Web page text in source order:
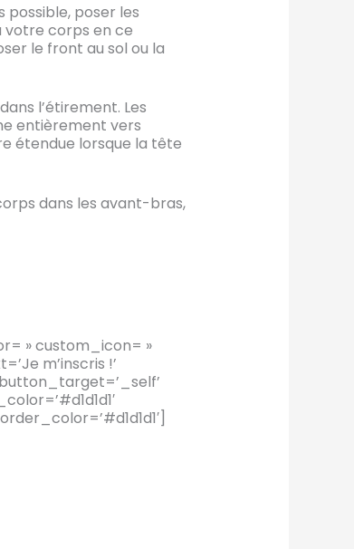
poser les
votre corps en ce
le front au sol ou la
l’étirement. Les
entièrement vers
étendue lorsque la tête
dans les avant-bras,
» custom_icon= »
m’inscris !’